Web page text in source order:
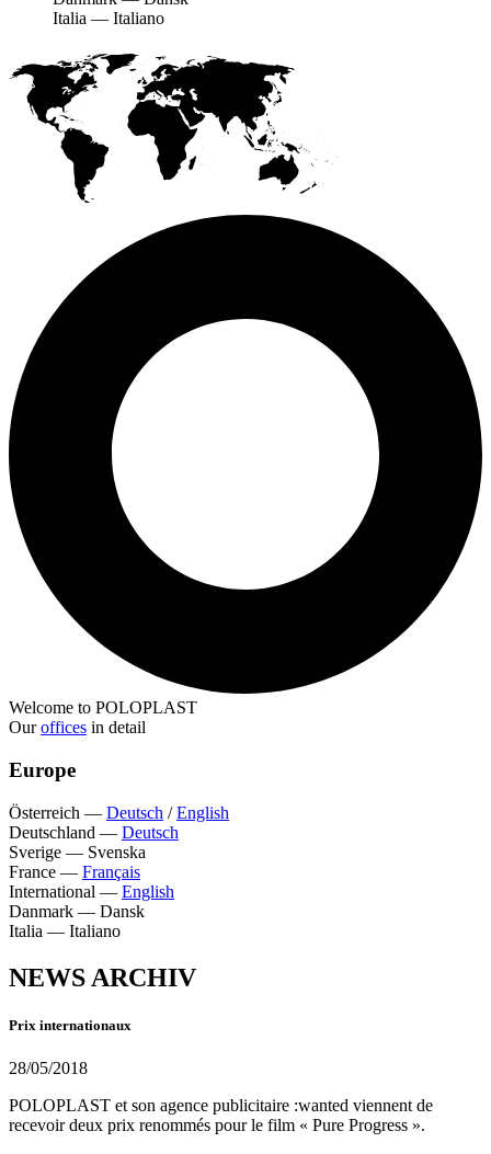
Italia — Italiano
Welcome to POLOPLAST
Ouroffices in detail
Europe
Österreich — Deutsch /English
Deutschland — Deutsch
Sverige — Svenska
France — Français
International — English
Danmark — Dansk
Italia — Italiano
NEWS ARCHIV
Prix internationaux
28/05/2018
POLOPLAST et son agence publicitaire :wanted viennent de
recevoir deux prix renommés pour le film « Pure Progress ».